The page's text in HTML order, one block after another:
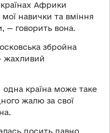
країнах Африки
навички та вміння
— говорить вона.
збройна
жахливий
країна може таке
жалю за свої
досить давно.